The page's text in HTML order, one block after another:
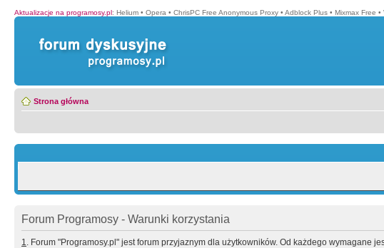
Aktualizacje na programosy.pl: Helium • Opera • ChrisPC Free Anonymous Proxy • Adblock Plus • Mixmax Free •
Strona główna
Forum Programosy - Warunki korzystania
1. Forum "Programosy.pl" jest forum przyjaznym dla użytkowników. Od każdego wymagane